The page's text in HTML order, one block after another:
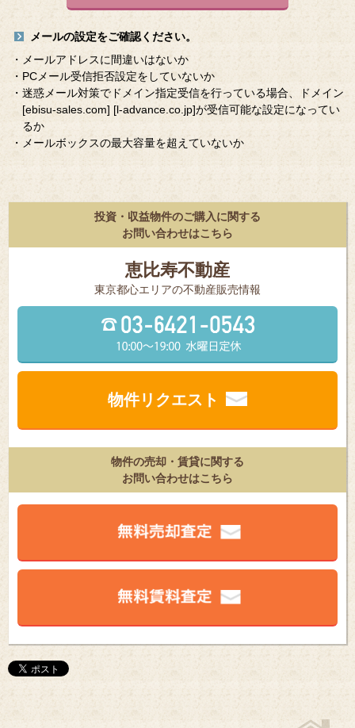
メールの設定をご確認ください。
・メールアドレスに間違いはないか
・PCメール受信拒否設定をしていないか
・迷惑メール対策でドメイン指定受信を行っている場合、ドメイン
[ebisu-sales.com] [l-advance.co.jp]が受信可能な設定になってい
るか
・メールボックスの最大容量を超えていないか
投資・収益物件のご購入に関する
お問い合わせはこちら
恵比寿不動産
東京都⼼エリアの不動産販売情報
物件リクエスト
物件の売却・賃貸に関する
お問い合わせはこちら